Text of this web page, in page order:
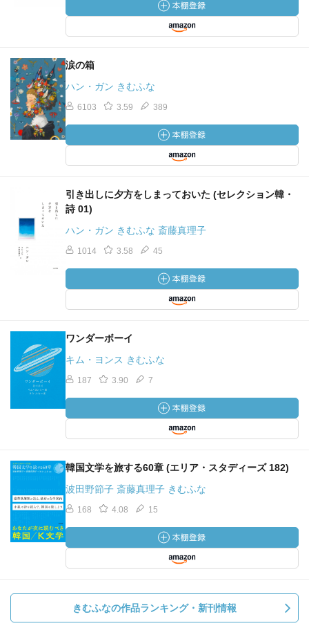
涙の箱
ハン・ガン きむふな
6103 3.59 389
引き出しに夕方をしまっておいた (セレクション韓・
詩 01)
ハン・ガン きむふな 斎藤真理子
1014 3.58 45
ワンダーボーイ
キム・ヨンス きむふな
187 3.90 7
韓国文学を旅する60章 (エリア・スタディーズ 182)
波田野節子 斎藤真理子 きむふな
168 4.08 15
きむふなの作品ランキング・新刊情報